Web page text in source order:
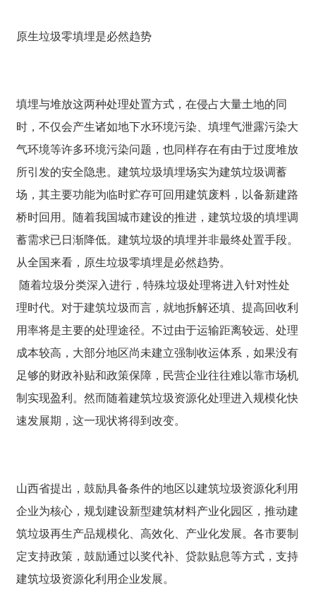
原生垃圾零填埋是必然趋势
填埋与堆放这两种处理处置方式，在侵占大量土地的同
时，不仅会产生诸如地下水环境污染、填埋气泄露污染大
气环境等许多环境污染问题，也同样存在有由于过度堆放
所引发的安全隐患。建筑垃圾填埋场实为建筑垃圾调蓄
场，其主要功能为临时贮存可回用建筑废料，以备新建路
桥时回用。随着我国城市建设的推进，建筑垃圾的填埋调
蓄需求已日渐降低。建筑垃圾的填埋并非最终处置手段。
从全国来看，原生垃圾零填埋是必然趋势。
随着垃圾分类深入进行，特殊垃圾处理将进入针对性处
理时代。对于建筑垃圾而言，就地拆解还填、提高回收利
用率将是主要的处理途径。不过由于运输距离较远、处理
成本较高，大部分地区尚未建立强制收运体系，如果没有
足够的财政补贴和政策保障，民营企业往往难以靠市场机
制实现盈利。然而随着建筑垃圾资源化处理进入规模化快
速发展期，这一现状将得到改变。
山西省提出，鼓励具备条件的地区以建筑垃圾资源化利用
企业为核心，规划建设新型建筑材料产业化园区，推动建
筑垃圾再生产品规模化、高效化、产业化发展。各市要制
定支持政策，鼓励通过以奖代补、贷款贴息等方式，支持
建筑垃圾资源化利用企业发展。